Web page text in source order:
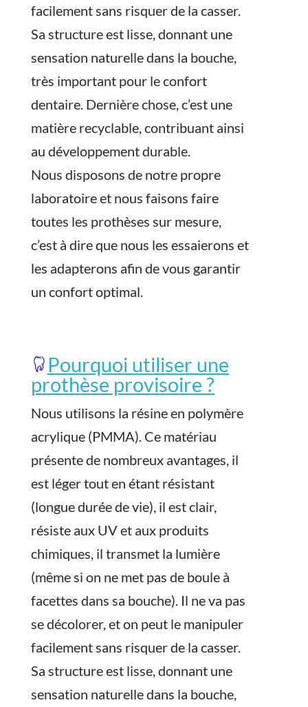
facilement sans risquer de la casser.
Sa structure est lisse, donnant une
sensation naturelle dans la bouche,
très important pour le confort
dentaire. Dernière chose, c’est une
matière recyclable, contribuant ainsi
au développement durable.
Nous disposons de notre propre
laboratoire et nous faisons faire
toutes les prothèses sur mesure,
c’est à dire que nous les essaierons et
les adapterons afin de vous garantir
un confort optimal.
Pourquoi utiliser une
prothèse provisoire ?
Nous utilisons la résine en polymère
acrylique (PMMA). Ce matériau
présente de nombreux avantages, il
est léger tout en étant résistant
(longue durée de vie), il est clair,
résiste aux UV et aux produits
chimiques, il transmet la lumière
(même si on ne met pas de boule à
facettes dans sa bouche). Il ne va pas
se décolorer, et on peut le manipuler
facilement sans risquer de la casser.
Sa structure est lisse, donnant une
sensation naturelle dans la bouche,